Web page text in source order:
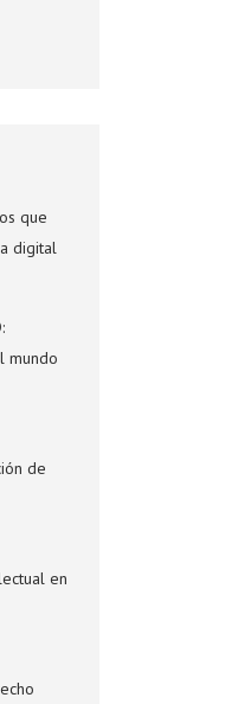
que
digital
mundo
de
en